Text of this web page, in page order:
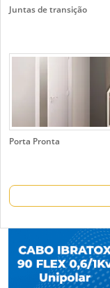
Juntas de transição
Porta Pronta